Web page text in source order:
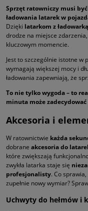
Sprzęt ratowniczy musi
ładowania latarek w
Dzięki latarkom z
drodze na miejsce
kluczowym momencie.
Jest to szczególnie istotne w
wymagają większej mocy i
ładowania zapewniają, że
To nie tylko wygoda – to
minuta może
Akcesoria i
W ratownictwie każda
dobrane akcesoria do
które zwiększają
zwykła latarka staje się
profesjonalisty. Co
zupełnie nowy wymiar?
Uchwyty do hełmów i